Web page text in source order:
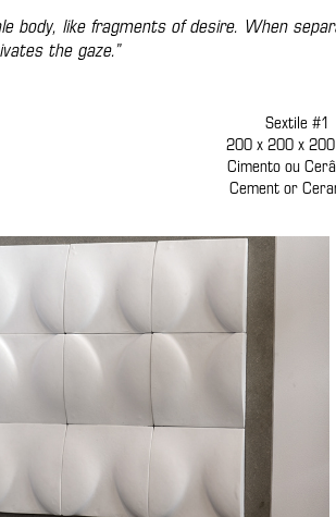
body, like fragments of desire. When
the gaze.”
Sextile #1
200 x 200 x
Cimento ou
Cement or